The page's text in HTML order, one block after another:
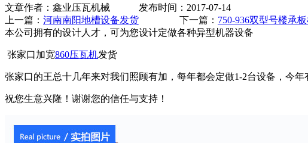
文章作者：鑫业压瓦机械 发布时间：2017-07-14
上一篇： 河南南阳地槽设备发货 下一篇： 750-936双型号楼承
本公司拥有的设计人才，可为您设计定做各种异型机器设备
张家口加宽860压瓦机发货
张家口的王总十几年来对我们照顾有加，每年都会定做1-2台设备，今
祝您生意兴隆！谢谢您的信任与支持！